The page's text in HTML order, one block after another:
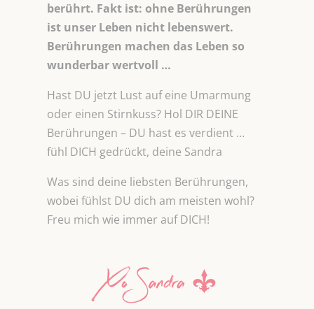
berührt. Fakt ist: ohne Berührungen
ist unser Leben nicht lebenswert.
Berührungen machen das Leben so
wunderbar wertvoll …
Hast DU jetzt Lust auf eine Umarmung
oder einen Stirnkuss? Hol DIR DEINE
Berührungen – DU hast es verdient …
fühl DICH gedrückt, deine Sandra
Was sind deine liebsten Berührungen,
wobei fühlst DU dich am meisten wohl?
Freu mich wie immer auf DICH!